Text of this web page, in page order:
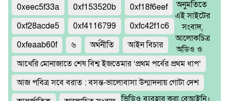
0xeec5f33a 0xf153520b
0xf18f6eef
0xf28acde5
0xf4116799
0xfc42f1c6
0xfeaab60f
৬ অর্থনীতি
আইন বিচার
আখেরি মোনাজাতে শেষ বিশ্ব ইজতেমার ‘প্রথম পর্বের প্রথম ধাপ’
আজ পবিত্র সবে বরাত : বসন্ত-ভালোবাসা উন্মাদনায় গোটা দেশ
অনুমতিতে
এই সাইটের
সংবাদ,
আলোকচিত্র
অডিও ও